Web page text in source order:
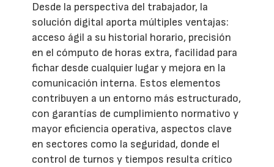
Desde la perspectiva del trabajador, la
solución digital aporta múltiples ventajas:
acceso ágil a su historial horario, precisión
en el cómputo de horas extra, facilidad para
fichar desde cualquier lugar y mejora en la
comunicación interna. Estos elementos
contribuyen a un entorno más estructurado,
con garantías de cumplimiento normativo y
mayor eficiencia operativa, aspectos clave
en sectores como la seguridad, donde el
control de turnos y tiempos resulta crítico